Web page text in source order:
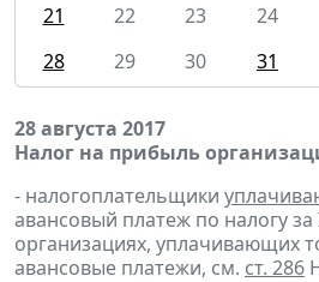
21
22 23 24
28
29 30 31
28 августа 2017
Налог на прибыль
- налогоплательщики
авансовый платеж по налогу за
организациях, уплачивающих
авансовые платежи, см. ст. 286